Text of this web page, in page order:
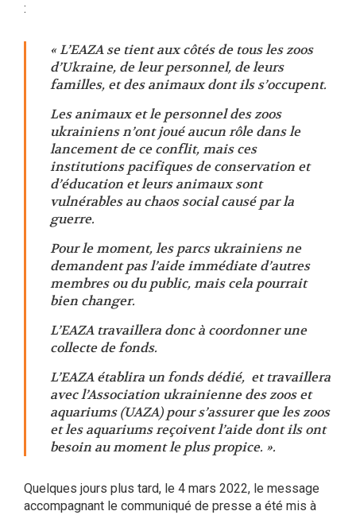
:
« L’EAZA se tient aux côtés de tous les zoos
d’Ukraine, de leur personnel, de leurs
familles, et des animaux dont ils s’occupent.
Les animaux et le personnel des zoos
ukrainiens n’ont joué aucun rôle dans le
lancement de ce conflit, mais ces
institutions pacifiques de conservation et
d’éducation et leurs animaux sont
vulnérables au chaos social causé par la
guerre.
Pour le moment, les parcs ukrainiens ne
demandent pas l’aide immédiate d’autres
membres ou du public, mais cela pourrait
bien changer.
L’EAZA travaillera donc à coordonner une
collecte de fonds.
L’EAZA établira un fonds dédié, et travaillera
avec l’Association ukrainienne des zoos et
aquariums (UAZA) pour s’assurer que les zoos
et les aquariums reçoivent l’aide dont ils ont
besoin au moment le plus propice. ».
Quelques jours plus tard, le 4 mars 2022, le message
accompagnant le communiqué de presse a été mis à